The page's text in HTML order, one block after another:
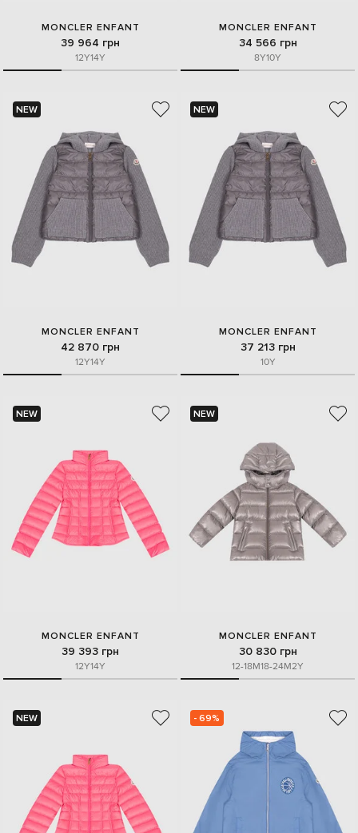
MONCLER ENFANT
39 964 грн
12Y14Y
MONCLER ENFANT
34 566 грн
8Y10Y
NEW
MONCLER ENFANT
42 870 грн
12Y14Y
NEW
MONCLER ENFANT
37 213 грн
10Y
NEW
MONCLER ENFANT
39 393 грн
12Y14Y
NEW
MONCLER ENFANT
30 830 грн
12-18M18-24M2Y
NEW - 69%